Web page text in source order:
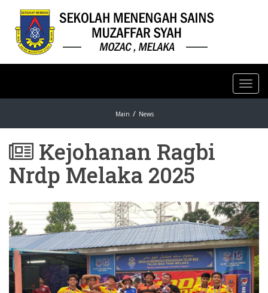
Main News
Kejohanan Ragbi
Nrdp Melaka 2025